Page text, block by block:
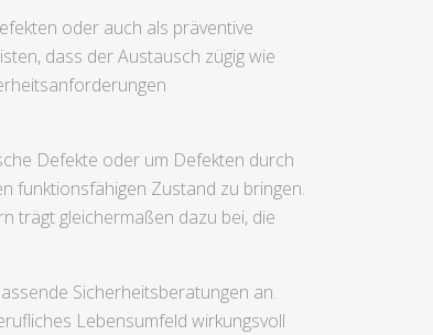
oder auch als präventive
dass der Austausch zügig wie
Defekte oder um Defekten durch
funktionsfähigen Zustand zu bringen.
trägt gleichermaßen dazu bei, die
Sicherheitsberatungen an.
Lebensumfeld wirkungsvoll